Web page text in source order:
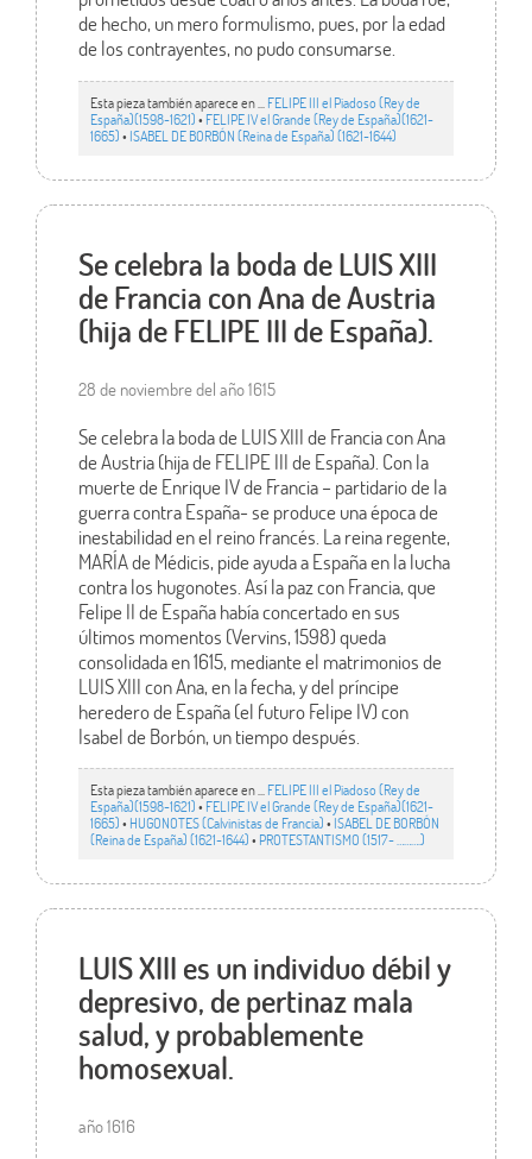
de hecho, un mero formulismo, pues, por la edad
de los contrayentes, no pudo consumarse.
Esta pieza también aparece en ... FELIPE III el Piadoso (Rey de
España)(1598-1621)•FELIPE IV el Grande (Rey de España)(1621-
1665)• ISABEL DE BORBÓN (Reina de España) (1621-1644)
Se celebra la boda de LUIS XIII
de Francia con Ana de Austria
(hija de FELIPE III de España).
28 de noviembre del año 1615
Se celebra la boda de LUIS XIII de Francia con Ana
de Austria (hija de FELIPE III de España). Con la
muerte de Enrique IV de Francia – partidario de la
guerra contra España- se produce una época de
inestabilidad en el reino francés. La reina regente,
MARÍA de Médicis, pide ayuda a España en la lucha
contra los hugonotes. Así la paz con Francia, que
Felipe II de España había concertado en sus
últimos momentos (Vervins, 1598) queda
consolidada en 1615, mediante el matrimonios de
LUIS XIII con Ana, en la fecha, y del príncipe
heredero de España (el futuro Felipe IV) con
Isabel de Borbón, un tiempo después.
Esta pieza también aparece en ... FELIPE III el Piadoso (Rey de
España)(1598-1621)• FELIPE IV el Grande (Rey de España)(1621-
1665)• HUGONOTES (Calvinistas de Francia)• ISABEL DE BORBÓN
(Reina de España) (1621-1644)• PROTESTANTISMO (1517- ……….)
LUIS XIII es un individuo débil y
depresivo, de pertinaz mala
salud, y probablemente
homosexual.
año 1616